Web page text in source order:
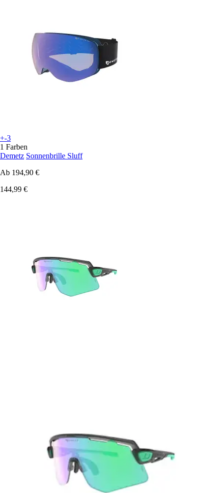
+-3
1 Farben
Demetz Sonnenbrille Sluff
Ab 194,90 €
144,99 €